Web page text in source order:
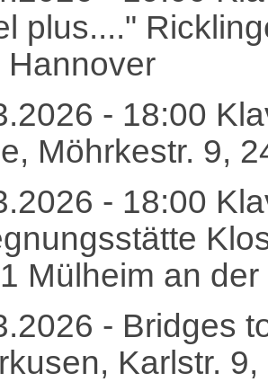
plus...."
Hannover
- 18:00
Möhrkestr. 9,
- 18:00
Mülheim an der
- Bridges
Karlstr.